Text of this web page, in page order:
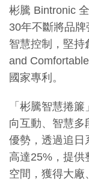
彬騰 Bintronic
30年不斷將品
智慧控制，堅持
and
國家專利。
「彬騰智慧捲
向互動、智慧多
優勢，透過追日
高達25%，提供
空間，獲得大廠